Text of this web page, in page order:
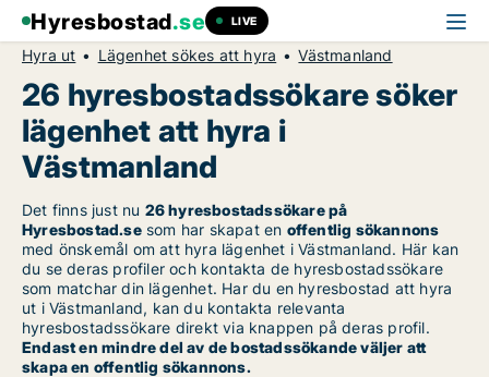
Hyresbostad.se LIVE
Hyra ut Lägenhet sökes att hyra Västmanland
26 hyresbostadssökare söker
lägenhet att hyra i
Västmanland
Det finns just nu 26 hyresbostadssökare på
Hyresbostad.sesom har skapat en offentlig sökannons
med önskemål om att hyra lägenhet i Västmanland. Här kan
du se deras profiler och kontakta de hyresbostadssökare
som matchar din lägenhet. Har du en hyresbostad att hyra
ut i Västmanland, kan du kontakta relevanta
hyresbostadssökare direkt via knappen på deras profil.
Endast en mindre del av de bostadssökande väljer att
skapa en offentlig sökannons.